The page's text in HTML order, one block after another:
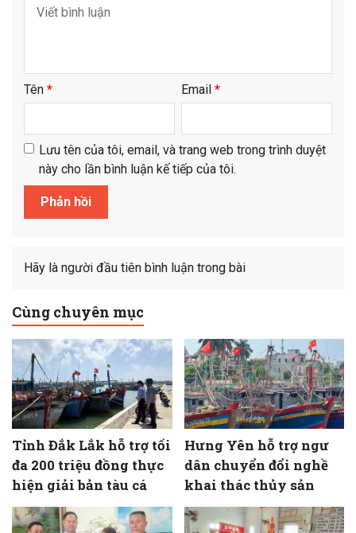
Tên * Email *
Lưu tên của tôi, email, và trang web trong trình duyệt
này cho lần bình luận kế tiếp của tôi.
Hãy là người đầu tiên bình luận trong bài
Cùng chuyên mục
Tỉnh Đắk Lắk hỗ trợ tối
đa 200 triệu đồng thực
hiện giải bản tàu cá
Hưng Yên hỗ trợ ngư
dân chuyển đổi nghề
khai thác thủy sản